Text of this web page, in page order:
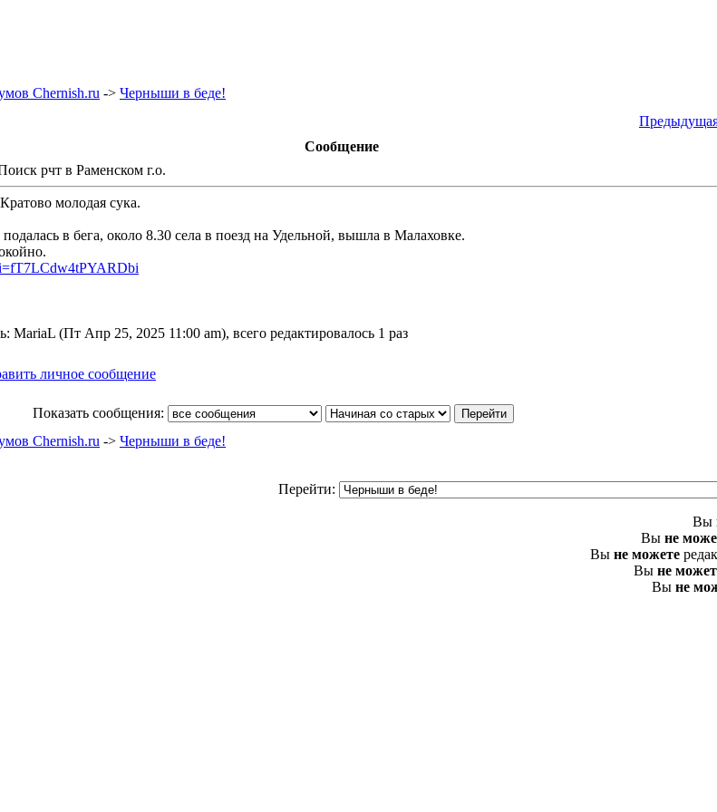
Chernish.ru -> Черныши в беде!
Сообщение
рчт в Раменском г.о.
молодая сука.
в бега, около 8.30 села в поезд на Удельной, вышла в Малаховке.
MariaL (Пт Апр 25, 2025 11:00 am), всего редактировалось 1 раз
Показать сообщения:
Chernish.ru -> Черныши в беде!
Перейти:
Вы
Вы не
Вы не можете
Вы не
Вы не